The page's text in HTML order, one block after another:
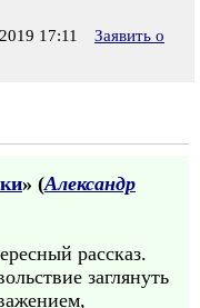
17:11
Заявить о
» (Александр
рассказ.
заглянуть